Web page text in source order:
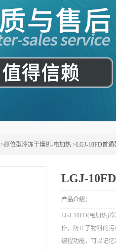
>原位型冷冻干燥机-电加热 >LGJ-10FD普通
LGJ-
产品介绍：
LGJ-10FD(电加热)
作，防止了物料的
编程功能，可以记